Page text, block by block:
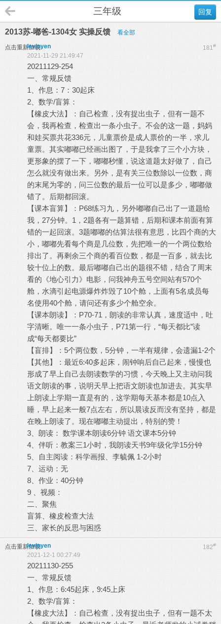
回复
三年级
2013苏-嘟爸-1304女 实操反馈 看全部
点击重新加载 181#
levinyen
2021-11-29 21:49:47
20211129-254
一、常规反馈
1、作息：7：30起床
2、数学/盲算：
【橡皮大法】：自己检查，没有捉出虫子，但有一题不
会，我再检查，检查出一条小虫子。不会的这一题，妈妈
和娃买票共花336元，儿童票价是成人票价的一半，求儿
童票。其实嘟嘟已经画出图了，于是我拿了三个小方块，
更形象的摆了一下，嘟嘟秒懂，说这道题太好做了，自己
怎么就没有做出来。另外，是有关三位数除以一位数，商
的末尾为零的，问三位数的最后一位可以是多少，嘟嘟做
错了。后期都回滚。
【课本盲算】：P68练习九，另外嘟嘟自己出了一道题给
我，27分钟。1，2题各有一题算错，后期和课本前面有算
错的一起回滚。3题嘟嘟的估算法很有意思，比四个商的大
小，嘟嘟先看每个商是几位数，先把唯一的一个两位数给
排出了。再剩余三个商的看百位数，都是一百多，就去比
较十位上的数。最后嘟嘟自己出的题很不错，结合了周末
看的《地心引力》电影，问我神舟五号空间站有570个
舱，水滴引起电源爆炸炸毁了10个舱，上面有5名成员每
名使用40个舱，请问还有多少个舱空余。
【课本朗读】：P70-71，朗读的非常认真，速度适中，吐
字清晰。唯一一条小虫子，P71第一行，“每天都比”读
成“每天都要比”
【盲排】：5个两位数，5分钟，一半有规律，会遗漏1-2个
【其他】：最近6:40多起床，闹钟响后自己起来，慢慢也
形成了早上自己去朗读数学的习惯，今天晚上又主动问我
语文朗读的事，说明天早上把语文朗读也加进去。其实早
上朗读上学期一直是有的，这学期每天基本都是10点入
睡，早上起来一般7点左右，所以晨读反而没有坚持，都是
在晚上朗读了。现在嘟嘟主动提出，特别的赞！
3、朗读： 数学课本朗读6分钟 语文课本5分钟
4、伴听：教案三1小时，我朗读天书9年级化学15分钟
5、自主阅读：科学画报、李毓佩 1-2小时
7、运动：无
8、作业：40分钟
9 、视频：
二、聚焦
盲算、橡皮检查大法
三、家长的反思与困惑
点击重新加载 182#
levinyen
2021-12-1 00:27:49
20211130-255
一、常规反馈
1、作息：6:45起床，9:45上床
2、数学/盲算：
【橡皮大法】：自己检查，没有捉出虫子，但有一题不太